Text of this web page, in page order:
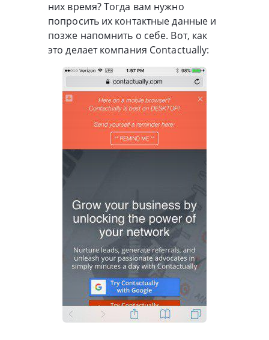
них время? Тогда вам нужно
попросить их контактные данные и
позже напомнить о себе. Вот, как
это делает компания Contactually: